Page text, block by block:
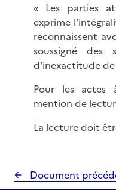
« Les parties
exprime
reconnaissent
soussigné des
d'inexactitude
Pour les actes
mention de
La lecture doit
Document